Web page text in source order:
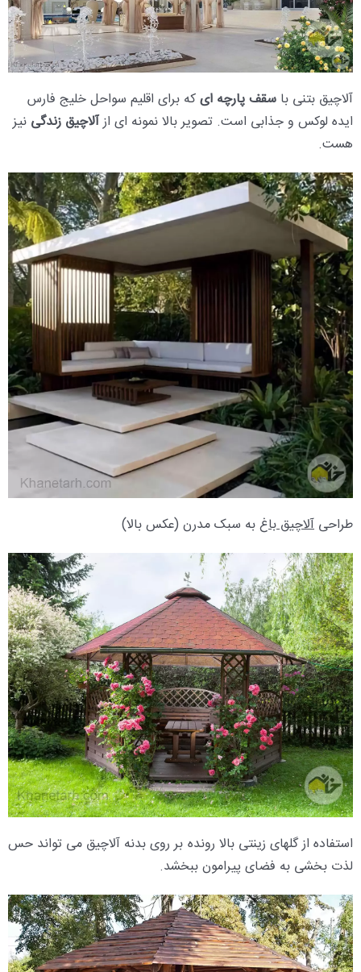
آلاچیق بتنی با سقف پارچه ایکه برای اقلیم سواحل خلیج فارس
ایده لوکس و جذابی است. تصویر بالا نمونه ای ازآلاچیق زندگی نیز
هست.
طراحی آلاچیق باغبه سبک مدرن (عکس بالا)
استفاده از گلهای زینتی بالا رونده بر روی بدنه آلاچیق می تواند حس
لذت بخشی به فضای پیرامون ببخشد.